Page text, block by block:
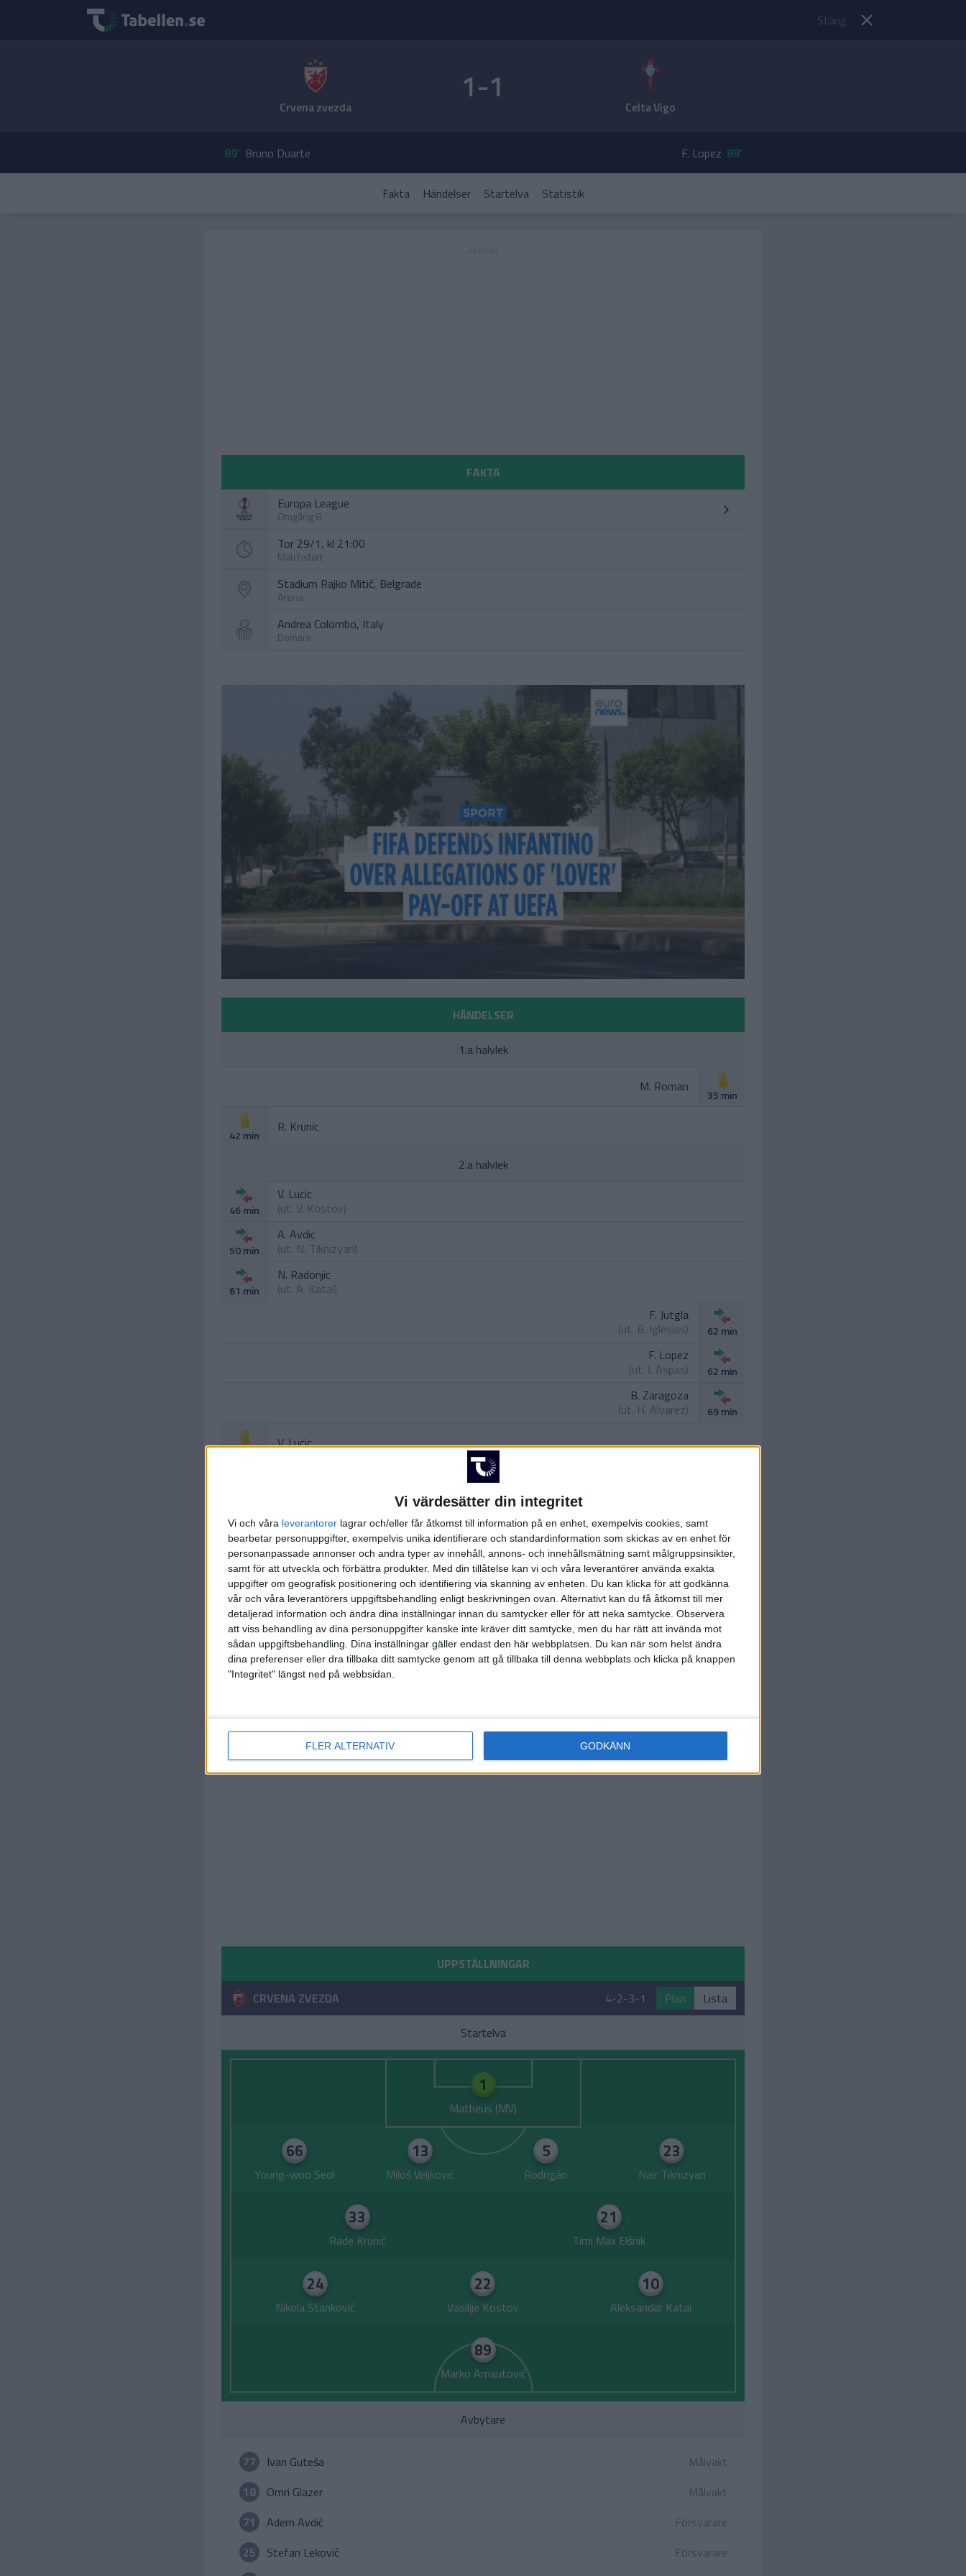
Vi värdesätter din integritet
Vi och våra leverantorer lagrar och/eller får åtkomst till information på en enhet, exempelvis cookies, samt
bearbetar personuppgifter, exempelvis unika identifierare och standardinformation som skickas av en enhet för
personanpassade annonser och andra typer av innehåll, annons- och innehållsmätning samt målgruppsinsikter,
samt för att utveckla och förbättra produkter. Med din tillåtelse kan vi och våra leverantörer använda exakta
uppgifter om geografisk positionering och identifiering via skanning av enheten. Du kan klicka för att godkänna
vår och våra leverantörers uppgiftsbehandling enligt beskrivningen ovan. Alternativt kan du få åtkomst till mer
detaljerad information och ändra dina inställningar innan du samtycker eller för att neka samtycke. Observera
att viss behandling av dina personuppgifter kanske inte kräver ditt samtycke, men du har rätt att invända mot
sådan uppgiftsbehandling. Dina inställningar gäller endast den här webbplatsen. Du kan när som helst ändra
dina preferenser eller dra tillbaka ditt samtycke genom att gå tillbaka till denna webbplats och klicka på knappen
"Integritet" längst ned på webbsidan.
FLER ALTERNATIV GODKÄNN
Stäng
Crvena zvezda 1-1 Celta Vigo
89' Bruno Duarte F. Lopez 88'
Fakta Händelser Startelva Statistik
FAKTA
Europa League
Omgång 8
Tor 29/1, kl 21:00
Matchstart
Stadium Rajko Mitić, Belgrade
Arena
Andrea Colombo, Italy
Domare
HÄNDELSER
1:a halvlek
M. Roman
35 min
42 min
R. Krunic
2:a halvlek
46 min
V. Lucic
(ut. V. Kostov)
50 min
A. Avdic
(ut. N. Tiknizyan)
61 min
N. Radonjic
(ut. A. Katai)
F. Jutgla
(ut. B. Iglesias) 62 min
F. Lopez
(ut. I. Aspas) 62 min
B. Zaragoza
(ut. H. Alvarez) 69 min
73 min
V. Lucic
79 min
Milson
(ut.N. Stankovic)
O. Mingueza
(ut.J. Rueda) 82 min
M. Ristic
(ut.Y. Lago) 82 min
F. Lopez
Bruno Duarte
UPPSTÄLLNINGAR
CRVENA ZVEZDA
4-2-3-1 Plan
Lista
Startelva
1
Matheus
66
Young-woo Seol
13
Miloš Veljković
5
Rodrigão
23
Nair Tiknizyan
33
Rade Krunić
21
Timi Max Elšnik
24
Nikola Stanković
22
Vasilije Kostov
10
Aleksandar Katai
89
Marko Arnautović
Avbytare
77 Ivan Guteša
Målvakt
18
Omri Glazer
Målvakt
71
Adem Avdić
Försvarare
25
Stefan Leković
Försvarare